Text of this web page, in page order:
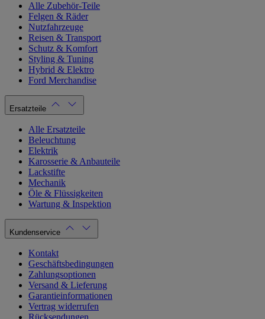
Alle Zubehör-Teile
Felgen & Räder
Nutzfahrzeuge
Reisen & Transport
Schutz & Komfort
Styling & Tuning
Hybrid & Elektro
Ford Merchandise
Ersatzteile
Alle Ersatzteile
Beleuchtung
Elektrik
Karosserie & Anbauteile
Lackstifte
Mechanik
Öle & Flüssigkeiten
Wartung & Inspektion
Kundenservice
Kontakt
Geschäftsbedingungen
Zahlungsoptionen
Versand & Lieferung
Garantieinformationen
Vertrag widerrufen